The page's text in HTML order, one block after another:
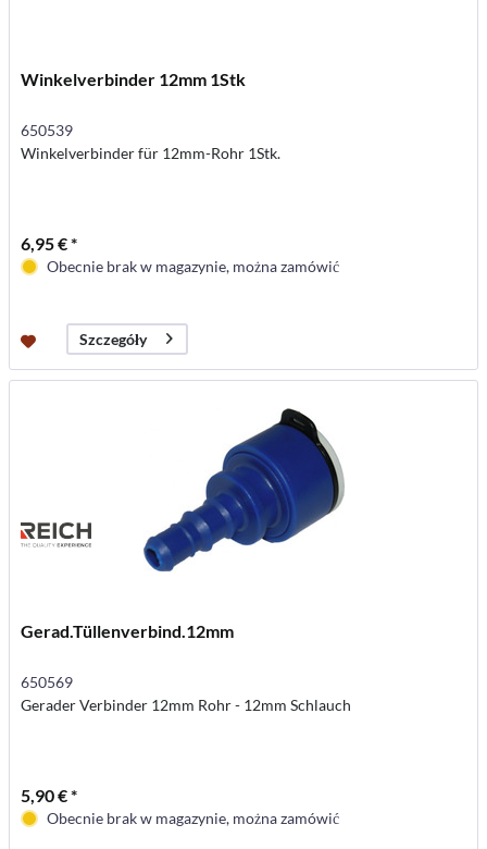
Winkelverbinder 12mm 1Stk
650539
Winkelverbinder für 12mm-Rohr 1Stk.
6,95 € *
Obecnie brak w magazynie, można zamówić
Szczegóły
Gerad.Tüllenverbind.12mm
650569
Gerader Verbinder 12mm Rohr - 12mm Schlauch
5,90 € *
Obecnie brak w magazynie, można zamówić